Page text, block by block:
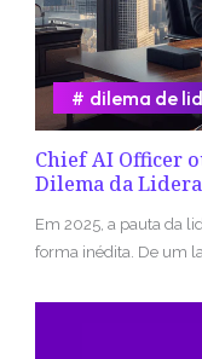
Chief AI Officer
Dilema da
dilema de
Em 2025, a pauta da
forma inédita. De um